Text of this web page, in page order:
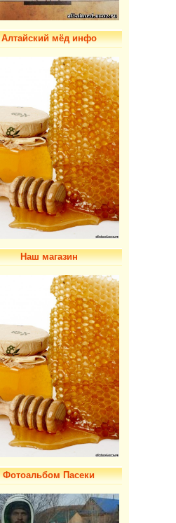
Алтайский мёд инфо
Наш магазин
Фотоальбом Пасеки